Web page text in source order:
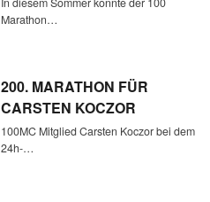
Marathon…
200. MARATHON FÜR
CARSTEN KOCZOR
100MC Mitglied Carsten Koczor bei dem
24h-…